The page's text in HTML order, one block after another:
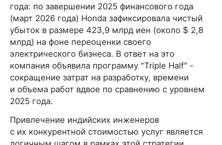
года: по завершении 2025 финансового года
(март 2026 года) Honda зафиксировала чистый
убыток в размере 423,9 млрд иен (около $ 2,8
млрд) на фоне переоценки своего
электрического бизнеса. В ответ на это
компания объявила программу "Triple Half" -
сокращение затрат на разработку, времени
и объема работ вдвое по сравнению с уровнем
2025 года.
Привлечение индийских инженеров
с их конкурентной стоимостью услуг является